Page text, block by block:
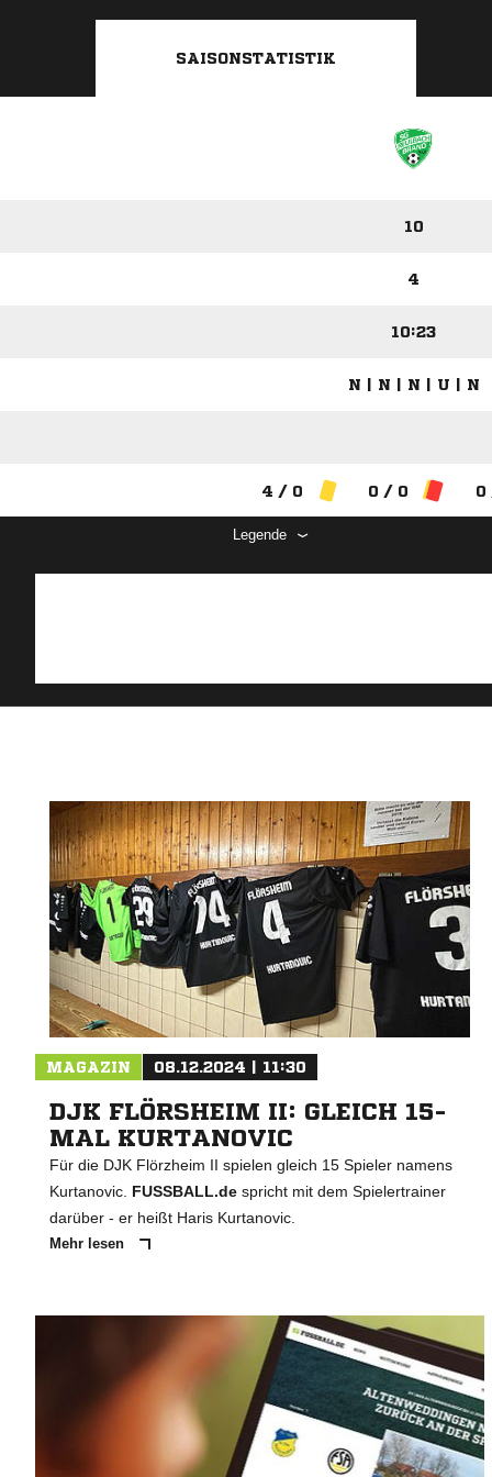
SAISONSTATISTIK
10
4
10:23
N | N | N | U | N
4 / 0 0 / 0 0
Legende
MAGAZIN 08.12.2024 | 11:30
DJK FLÖRSHEIM II: GLEICH 15-
MAL KURTANOVIC
Für die DJK Flörzheim II spielen gleich 15 Spieler namens
Kurtanovic. FUSSBALL.de spricht mit dem Spielertrainer
darüber - er heißt Haris Kurtanovic.
Mehr lesen